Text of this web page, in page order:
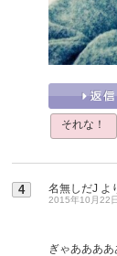
それな！
4 名無しだJ よ
2015年10月22
ぎゃあああ